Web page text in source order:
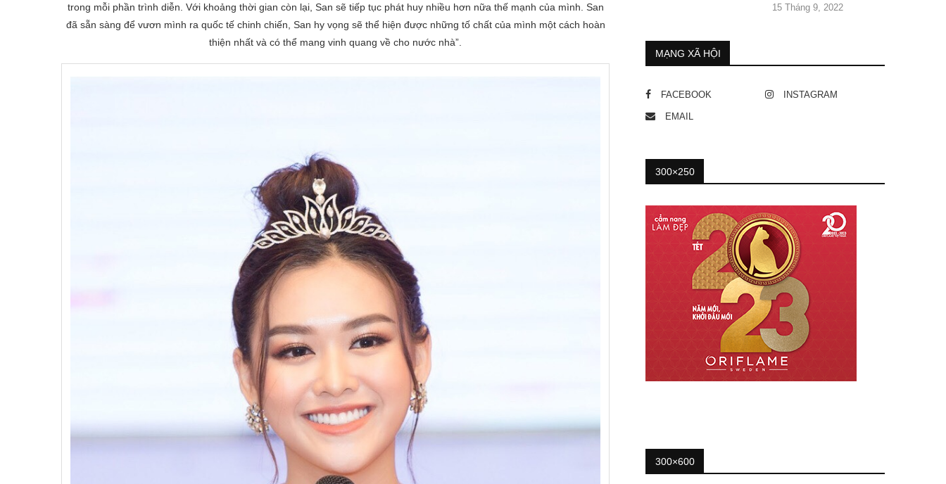
trong mỗi phần trình diễn. Với khoảng thời gian còn lại, San sẽ tiếp tục phát huy nhiều hơn nữa thế mạnh của mình. San
đã sẵn sàng để vươn mình ra quốc tế chinh chiến, San hy vọng sẽ thể hiện được những tố chất của mình một cách hoàn
thiện nhất và có thể mang vinh quang về cho nước nhà”.
15 Tháng 9, 2022
MẠNG XÃ HỘI
FACEBOOK INSTAGRAM
EMAIL
300×250
300×600